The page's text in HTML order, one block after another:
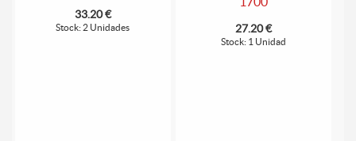
33.20 €
Stock: 2 Unidades 27.20 €
Stock: 1 Unidad